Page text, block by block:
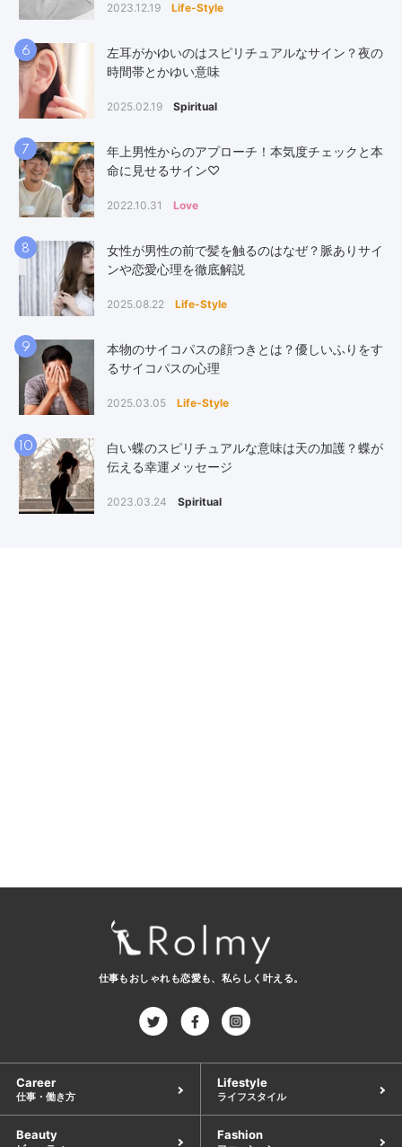
2023.12.19 Life-Style
6
左耳がかゆいのはスピリチュアルなサイン？夜の
時間帯とかゆい意味
2025.02.19 Spiritual
7
年上男性からのアプローチ！本気度チェックと本
命に見せるサイン♡
2022.10.31 Love
8
女性が男性の前で髪を触るのはなぜ？脈ありサイ
ンや恋愛心理を徹底解説
2025.08.22 Life-Style
9
本物のサイコパスの顔つきとは？優しいふりをす
るサイコパスの心理
2025.03.05 Life-Style
10
白い蝶のスピリチュアルな意味は天の加護？蝶が
伝える幸運メッセージ
2023.03.24 Spiritual
仕事もおしゃれも恋愛も、 私らしく叶える。
Career
仕事・働き方
Lifestyle
ライフスタイル
Beauty Fashion